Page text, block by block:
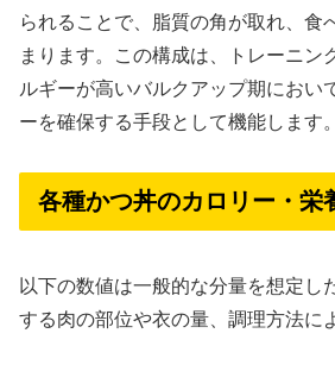
られることで、脂質の角が取れ、食
まります。この構成は、トレーニン
ルギーが高いバルクアップ期におい
ーを確保する手段として機能します。
各種かつ丼のカロリー・栄
以下の数値は一般的な分量を想定し
する肉の部位や衣の量、調理方法に